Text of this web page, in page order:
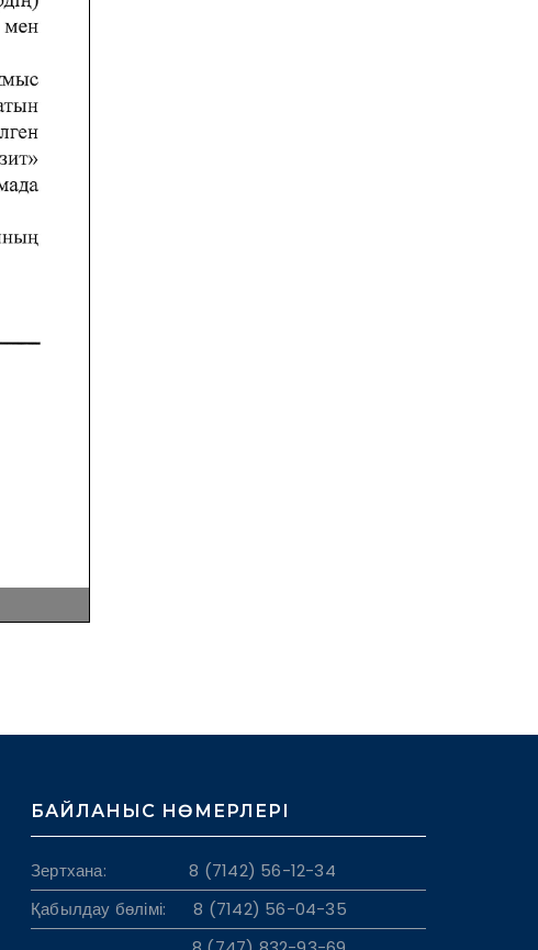
БАЙЛАНЫС НӨМЕРЛЕРІ
Зертхана: 8 (7142) 56-12-34
Қабылдау бөлімі: 8 (7142) 56-04-35